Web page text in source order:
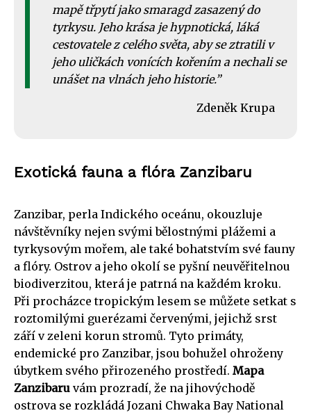
mapě třpytí jako smaragd zasazený do
tyrkysu. Jeho krása je hypnotická, láká
cestovatele z celého světa, aby se ztratili v
jeho uličkách vonících kořením a nechali se
unášet na vlnách jeho historie.
Zdeněk Krupa
Exotická fauna a flóra Zanzibaru
Zanzibar, perla Indického oceánu, okouzluje
návštěvníky nejen svými bělostnými plážemi a
tyrkysovým mořem, ale také bohatstvím své fauny
a flóry. Ostrov a jeho okolí se pyšní neuvěřitelnou
biodiverzitou, která je patrná na každém kroku.
Při procházce tropickým lesem se můžete setkat s
roztomilými guerézami červenými, jejichž srst
září v zeleni korun stromů. Tyto primáty,
endemické pro Zanzibar, jsou bohužel ohroženy
úbytkem svého přirozeného prostředí. Mapa
Zanzibaru vám prozradí, že na jihovýchodě
ostrova se rozkládá Jozani Chwaka Bay National